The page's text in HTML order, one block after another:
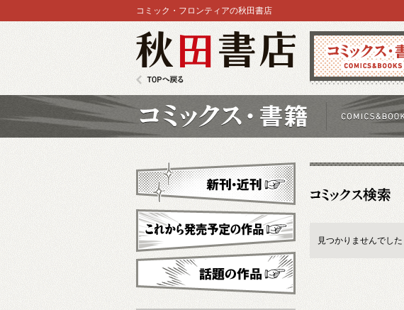
コミックス
コミック・フロンティアの秋田書店
見つかりませんでした
新刊・近刊
これから発売予定